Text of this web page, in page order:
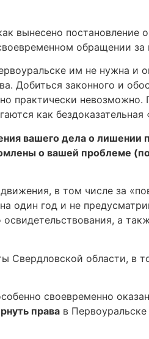
вынесено постановление
обращении
им не нужна и
Добиться законного и
практически невозможно.
как бездоказательная
вашего дела о
о вашей проблеме
в том числе за
один год и не
а
Свердловской области, в
своевременно
права в